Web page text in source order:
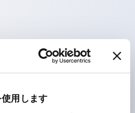
用します
(6～24Vタイプ)は2026
造、ねじアップ端子構造、